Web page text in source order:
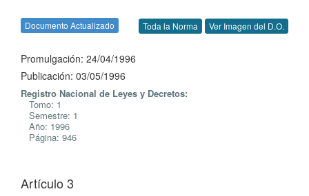
Documento Actualizado Toda la Norma Ver Imagen del D.O.
Promulgación: 24/04/1996
Publicación: 03/05/1996
Registro Nacional de Leyes y Decretos:
Tomo: 1
Semestre: 1
Año: 1996
Página: 946
Artículo 3